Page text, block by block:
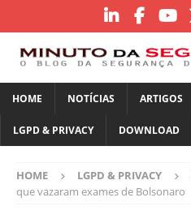
HOME NOTÍCIAS ARTIGOS
LGPD & PRIVACY DOWNLOAD
HOME LGPD & PRIVACY
que vazaram exames de Bolsonaro